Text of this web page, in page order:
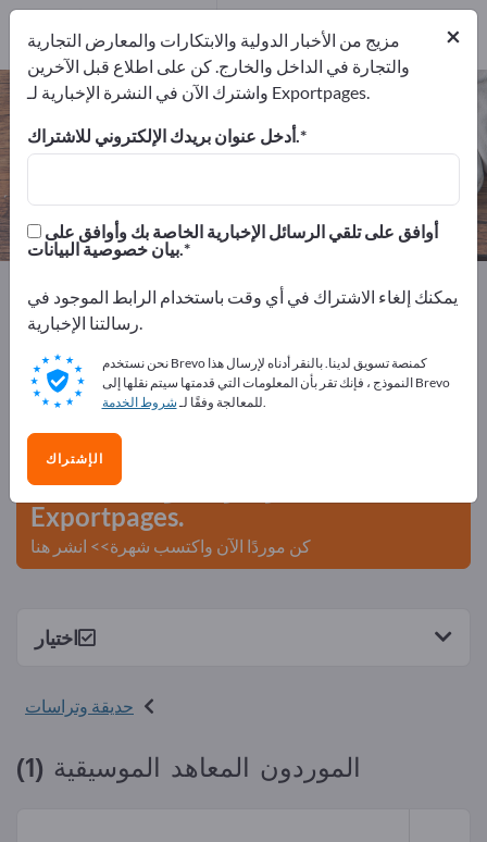
المعاهد الموسيقية – اعثر على الشركات
المصنعة والموردين
المصدرين1
المصنعين 1
Exportpages مستلزمات وأدوات المنزل
حديقة وتراسات
المعاهد الموسيقية
أعلن مجانًا على Exportpages!
الاحتياجات – العروض – السلع المستعملة – جهات الاتصال
التجارية >> ابدأ من هنا
انشر شركتك ومنتجاتك على
Exportpages.
كن موردًا الآن واكتسب شهرة>> انشر هنا
اختيار
حديقة وتراسات
الموردون المعاهد الموسيقية (1)
×
مزيج من الأخبار الدولية والابتكارات والمعارض التجارية
والتجارة في الداخل والخارج. كن على اطلاع قبل الآخرين
واشترك الآن في النشرة الإخبارية لـ Exportpages.
أدخل عنوان بريدك الإلكتروني للاشتراك.
بيان خصوصية البيانات.
يمكنك إلغاء الاشتراك في أي وقت باستخدام الرابط الموجود في
رسالتنا الإخبارية.
نحن نستخدم Brevo كمنصة تسويق لدينا. بالنقر أدناه لإرسال هذا
النموذج ، فإنك تقر بأن المعلومات التي قدمتها سيتم نقلها إلى Brevo
للمعالجة وفقًا لـشروط الخدمة .
الإشتراك